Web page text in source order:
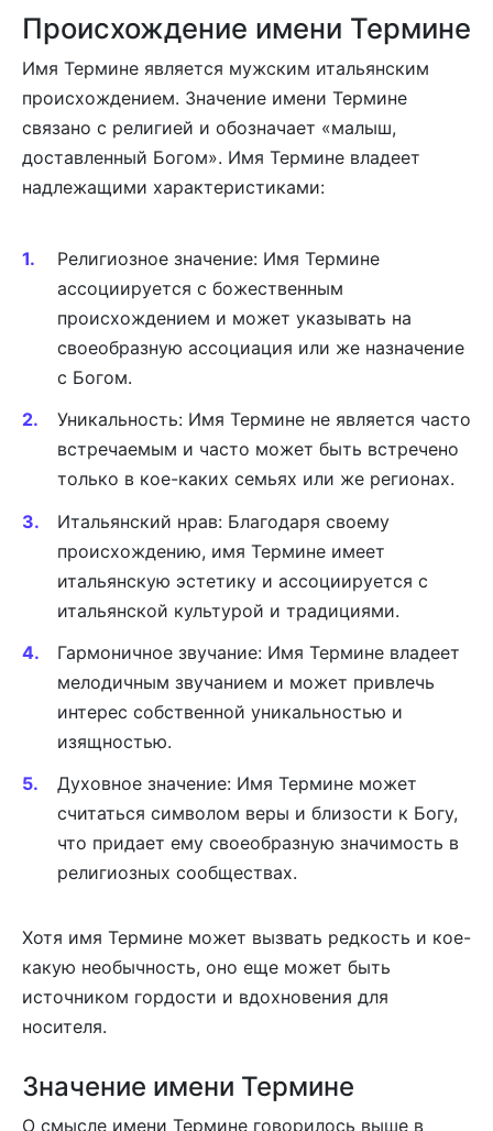
Происхождение имени Термине
Имя Термине является мужским итальянским
происхождением. Значение имени Термине
связано с религией и обозначает «малыш,
доставленный Богом». Имя Термине владеет
надлежащими характеристиками:
Религиозное значение: Имя Термине
ассоциируется с божественным
происхождением и может указывать на
своеобразную ассоциация или же назначение
с Богом.
Уникальность: Имя Термине не является часто
встречаемым и часто может быть встречено
только в кое-каких семьях или же регионах.
Итальянский нрав: Благодаря своему
происхождению, имя Термине имеет
итальянскую эстетику и ассоциируется с
итальянской культурой и традициями.
Гармоничное звучание: Имя Термине владеет
мелодичным звучанием и может привлечь
интерес собственной уникальностью и
изящностью.
Духовное значение: Имя Термине может
считаться символом веры и близости к Богу,
что придает ему своеобразную значимость в
религиозных сообществах.
Хотя имя Термине может вызвать редкость и кое-
какую необычность, оно еще может быть
источником гордости и вдохновения для
носителя.
Значение имени Термине
О смысле имени Термине говорилось выше в